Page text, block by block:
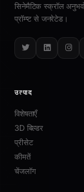
सिनेमैटिक स्क्रॉल
प्रॉम्प्ट से जनरेटेड।
TwitterLinkedIn
उत्पाद
विशेषताएँ
3D बिल्डर
प्रीसेट
कीमतें
चेंजलॉग